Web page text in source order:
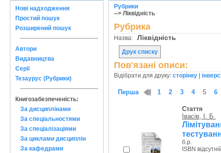
Нові надходження
Простий пошук
Розширений пошук
Автори
Видавництва
Серії
Тезаурус (Рубрики)
Книгозабезпеченість:
За дисциплінами
За спеціальностями
За спеціалізаціями
За циклами дисциплін
За кафедрами
Рубрики
--> Ліквідність
Рубрика
Назва: Ліквідність
Друк списку
Пов'язані описи:
Відібрати для друку: сторінку
Перша 1 2 3 4 5 6
Стаття
Івасів, І. Б.
б.р.
ISBN